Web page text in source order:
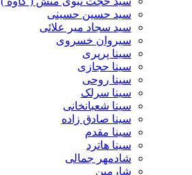
سید حسین حسینى
سید سجاد میر علائی
سیروان خسروی
سینا پرپری
سینا حجازی
سینا روحی
سینا سرلک
سینا شعبانخانی
سینا صادق زاده
سینا مقدم
سینا هاترد
شادمهر جمالی
شارمین